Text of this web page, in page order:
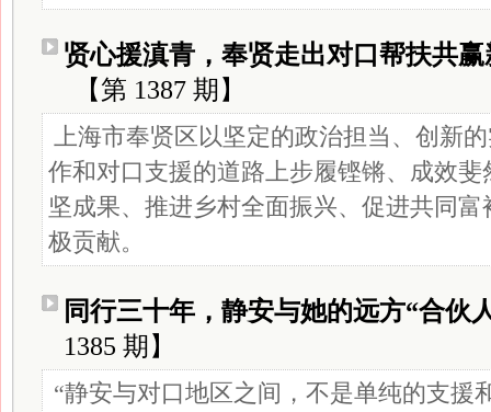
贤心援滇青，奉贤走出对口帮扶共赢
【第 1387 期】
上海市奉贤区以坚定的政治担当、创新
作和对口支援的道路上步履铿锵、成效
坚成果、推进乡村全面振兴、促进共同
极贡献。
同行三十年，静安与她的远方“合伙
1385 期】
“静安与对口地区之间，不是单纯的支援